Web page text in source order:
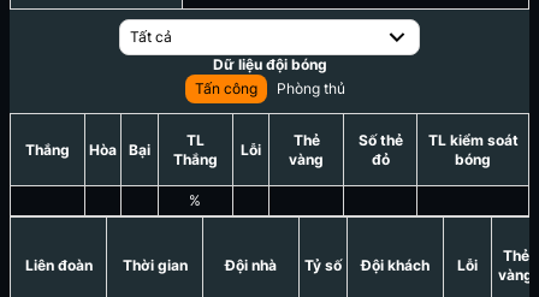
Tất cả
Dữ liệu đội bóng
Tấn công
Phòng thủ
Thắng Hòa Bại
TL
Thắng
%
Lỗi
Thẻ
vàng
Số thẻ
đỏ
TL kiểm soát
bóng
Liên đoàn Thời gian Đội nhà Tỷ số Đội khách Lỗi
Thẻ
vàng